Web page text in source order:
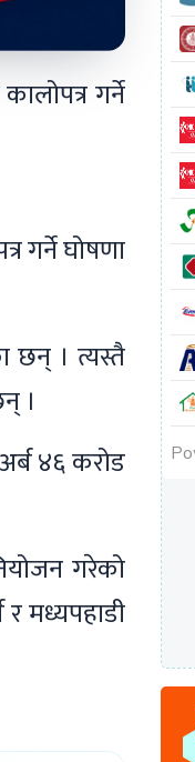
गर्ने
गर्ने घोषणा
छन् । त्यस्तै
।
४६ करोड
गरेको
मध्यपहाडी